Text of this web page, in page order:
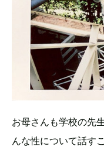
お母さんも学校の先
んな性について話す